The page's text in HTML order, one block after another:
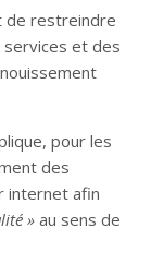
de restreindre
services et des
pour les
des
internet afin
»au sens de